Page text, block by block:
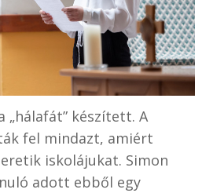
„hálafát” készített. A
fel mindazt, amiért
iskolájukat. Simon
adott ebből egy